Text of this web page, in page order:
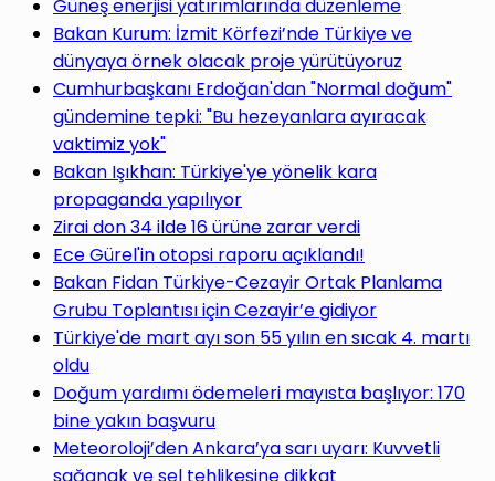
Güneş enerjisi yatırımlarında düzenleme
Bakan Kurum: İzmit Körfezi’nde Türkiye ve
dünyaya örnek olacak proje yürütüyoruz
Cumhurbaşkanı Erdoğan'dan "Normal doğum"
gündemine tepki: "Bu hezeyanlara ayıracak
vaktimiz yok"
Bakan Işıkhan: Türkiye'ye yönelik kara
propaganda yapılıyor
Zirai don 34 ilde 16 ürüne zarar verdi
Ece Gürel'in otopsi raporu açıklandı!
Bakan Fidan Türkiye-Cezayir Ortak Planlama
Grubu Toplantısı için Cezayir’e gidiyor
Türkiye'de mart ayı son 55 yılın en sıcak 4. martı
oldu
Doğum yardımı ödemeleri mayısta başlıyor: 170
bine yakın başvuru
Meteoroloji’den Ankara’ya sarı uyarı: Kuvvetli